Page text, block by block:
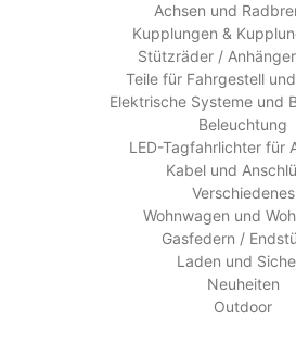
Achsen und
Kupplungen &
Stützräder /
Teile für Fahrgestell
Elektrische Systeme und
Beleuchtung
LED-Tagfahrlichter für
Kabel und
Verschiedenes
Wohnwagen und
Gasfedern /
Laden und
Neuheiten
Outdoor